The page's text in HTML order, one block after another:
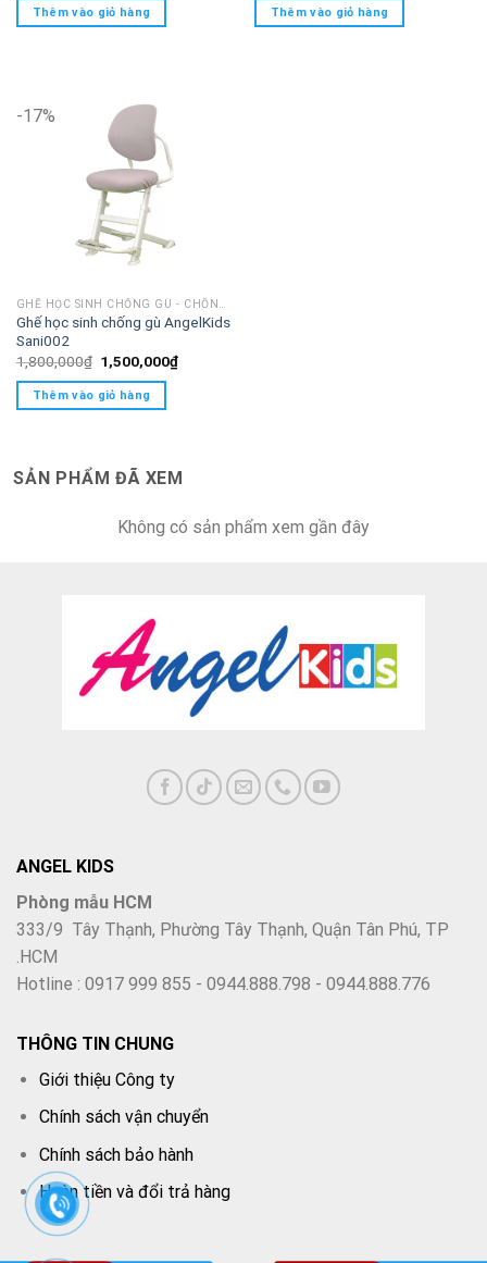
XEM VIDEO SẢN PHẨM
chơi
Video
00:00
là:
1,200,000₫.
tại
Thêm vào giỏ hàng
là:
1,900,000₫.
Thêm vào giỏ hàng
-17%
Ghế học sinh chống gù AngelKids
Sani002
1,800,000₫ Giá
gốc
là:
1,800,000₫.
1,500,000₫Giá
hiện
Thêm vào giỏ hàng
SẢN PHẨM ĐÃ XEM
Không có sản phẩm xem gần đây
ANGEL KIDS
Phòng mẫu HCM
333/9 Tây Thạnh, Phường Tây Thạnh, Quận Tân Phú, TP
.HCM
Hotline : 0917 999 855 - 0944.888.798 - 0944.888.776
THÔNG TIN CHUNG
Giới thiệu Công ty
Chính sách vận chuyển
Chính sách bảo hành
Hoàn tiền và đổi trả hàng